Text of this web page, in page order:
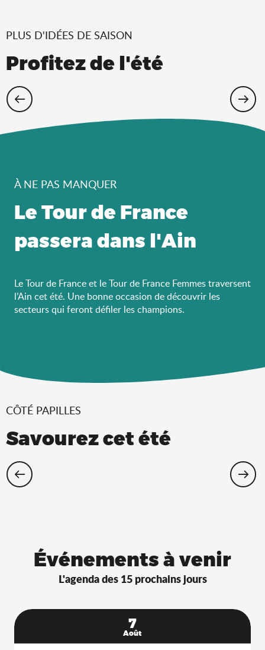
PLUS D'IDÉES DE SAISON
Profitez de l'été
Cet été, échappez-vous dans l’Ain !
À NE PAS MANQUER
Le Tour de France
passera dans l'Ain
Le Tour de France et le Tour de France Femmes traversent
l’Ain cet été. Une bonne occasion de découvrir les
secteurs qui feront défiler les champions.
CÔTÉ PAPILLES
Savourez cet été
terrasse à l’ombre !
Événements à venir
L'agenda des 15 prochains jours
7
Août